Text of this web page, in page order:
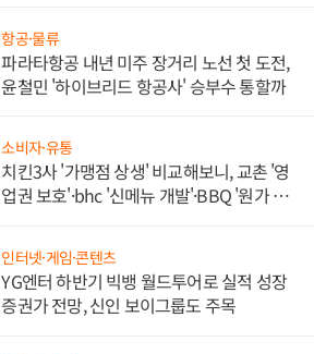
항공·물류
파라타항공 내년 미주 장거리 노선 첫 도전,
윤철민 '하이브리드 항공사' 승부수 통할까
소비자·유통
치킨3사 '가맹점 상생' 비교해보니, 교촌 '영
업권 보호'·bhc '신메뉴 개발'·BBQ '원가 부
인터넷·게임·콘텐츠
YG엔터 하반기 빅뱅 월드투어로 실적 성장
증권가 전망, 신인 보이그룹도 주목